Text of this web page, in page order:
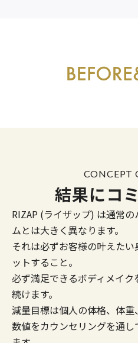
CONCEPT
結果にコ
RIZAP (ライザップ) は通常
ムとは大きく異なります。
それは必ずお客様の叶えた
ットすること。
必ず満足できるボディメイ
続けます。
減量目標は個人の体格、体
数値をカウンセリングを通